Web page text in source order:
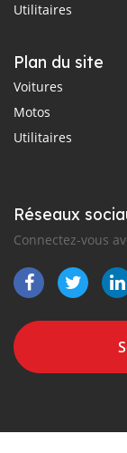
Utilitaires
Plan du site
Voitures
Motos
Utilitaires
Réseaux
Connectez-vous